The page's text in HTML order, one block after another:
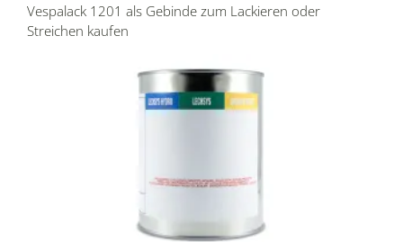
Vespalack 1201 als Gebinde zum Lackieren oder
Streichen kaufen